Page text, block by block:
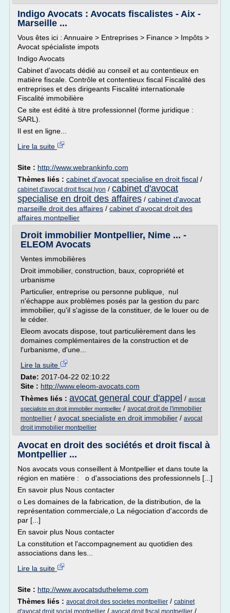
Indigo Avocats : Avocats fiscalistes - Aix -
Marseille ...
Vous êtes ici : Annuaire > Entreprises > Finance > Impôts >
Avocat spécialiste impots
Indigo Avocats
Cabinet d'avocats dédié au conseil et au contentieux en
matière fiscale. Contrôle et contentieux fiscal Fiscalité des
entreprises et des dirigeants Fiscalité internationale
Fiscalité immobilière
Ce site est édité à titre professionnel (forme juridique :
SARL).
Il est en ligne...
Lire la suite
Site : http://www.webrankinfo.com
Thèmes liés : cabinet d'avocat specialise en droit fiscal /
cabinet d'avocat droit fiscal lyon / cabinet d'avocat
specialise en droit des affaires / cabinet d'avocat
marseille droit des affaires / cabinet d'avocat droit des
affaires montpellier
Droit immobilier Montpellier, Nime ... -
ELEOM Avocats
Ventes immobilières
Droit immobilier, construction, baux, copropriété et
urbanisme
Particulier, entreprise ou personne publique, nul
n'échappe aux problèmes posés par la gestion du parc
immobilier, qu'il s'agisse de la constituer, de le louer ou de
le céder.
Eleom avocats dispose, tout particulièrement dans les
domaines complémentaires de la construction et de
l'urbanisme, d'une...
Lire la suite
Date: 2017-04-22 02:10:22
Site : http://www.eleom-avocats.com
Thèmes liés : avocat general cour d'appel / avocat
specialiste en droit immobilier montpellier / avocat droit de l'immobilier
montpellier / avocat specialiste en droit immobilier / avocat
droit immobilier montpellier
Avocat en droit des sociétés et droit fiscal à
Montpellier ...
Nos avocats vous conseillent à Montpellier et dans toute la
région en matière : o d'associations des professionnels [...]
En savoir plus Nous contacter
o Les domaines de la fabrication, de la distribution, de la
représentation commerciale,o La négociation d'accords de
par [...]
En savoir plus Nous contacter
La constitution et l'accompagnement au quotidien des
associations dans les...
Lire la suite
Site : http://www.avocatsdutheleme.com
Thèmes liés : avocat droit des societes montpellier / cabinet
d'avocat droit social montpellier / avocat droit fiscal montpellier /